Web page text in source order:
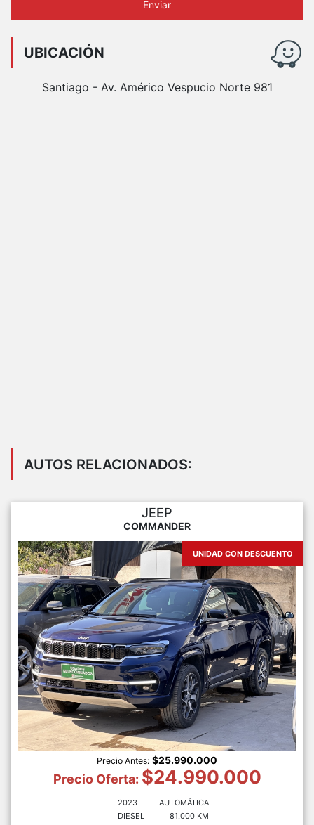
Enviar
UBICACIÓN
Santiago - Av. Américo Vespucio Norte 981
AUTOS RELACIONADOS:
JEEP
COMMANDER
UNIDAD CON DESCUENTO
Precio Antes: $25.990.000
Precio Oferta: $24.990.000
2023
DIESEL
AUTOMÁTICA
81.000 KM